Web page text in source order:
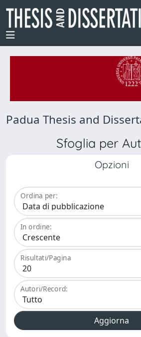
Padua Thesis and
Sfoglia per
Opzioni
Ordina per:
In ordine:
Risultati/Pagina
Autori/Record: